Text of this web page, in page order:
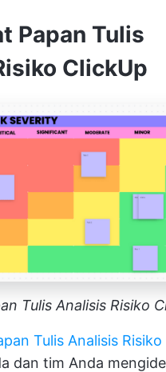
Papan Tulis
ClickUp
Tulis Analisis Risiko
Tulis Analisis
dan tim Anda